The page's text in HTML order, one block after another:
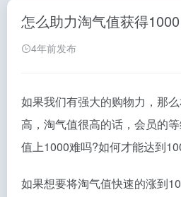
怎么助力淘气值获得
4年前发布
如果我们有强大的购物力，那
高，淘气值很高的话，会员的
值上1000难吗?如何才能达到
如果想要将淘气值快速的涨到